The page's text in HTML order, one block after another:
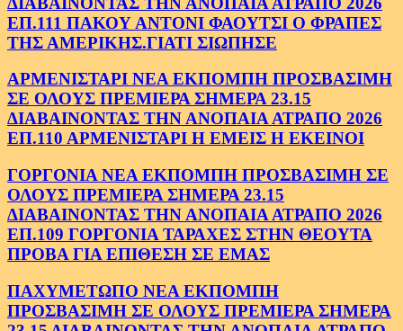
ΕΠ.111 ΠΑΚΟΥ ΑΝΤΟΝΙ ΦΑΟΥΤΣΙ Ο ΦΡΑΠΕΣ
ΤΗΣ ΑΜΕΡΙΚΗΣ.ΓΙΑΤΙ ΣΙΩΠΗΣΕ
ΑΡΜΕΝΙΣΤΑΡΙ ΝΕΑ ΕΚΠΟΜΠΗ ΠΡΟΣΒΑΣΙΜΗ
ΣΕ ΟΛΟΥΣ ΠΡΕΜΙΕΡΑ ΣΗΜΕΡΑ 23.15
ΔΙΑΒΑΙΝΟΝΤΑΣ ΤΗΝ ΑΝΟΠΑΙΑ ΑΤΡΑΠΟ 2026
ΕΠ.110 ΑΡΜΕΝΙΣΤΑΡΙ Η ΕΜΕΙΣ Η ΕΚΕΙΝΟΙ
ΓΟΡΓΟΝΙΑ ΝΕΑ ΕΚΠΟΜΠΗ ΠΡΟΣΒΑΣΙΜΗ ΣΕ
ΟΛΟΥΣ ΠΡΕΜΙΕΡΑ ΣΗΜΕΡΑ 23.15
ΔΙΑΒΑΙΝΟΝΤΑΣ ΤΗΝ ΑΝΟΠΑΙΑ ΑΤΡΑΠΟ 2026
ΕΠ.109 ΓΟΡΓΟΝΙΑ ΤΑΡΑΧΕΣ ΣΤΗΝ ΘΕΟΥΤΑ
ΠΡΟΒΑ ΓΙΑ ΕΠΙΘΕΣΗ ΣΕ ΕΜΑΣ
ΠΑΧΥΜΕΤΩΠΟ ΝΕΑ ΕΚΠΟΜΠΗ
ΠΡΟΣΒΑΣΙΜΗ ΣΕ ΟΛΟΥΣ ΠΡΕΜΙΕΡΑ ΣΗΜΕΡΑ